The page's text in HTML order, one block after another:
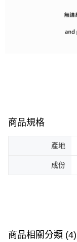
商品規格
產地
成份
商品相關分類 (4)